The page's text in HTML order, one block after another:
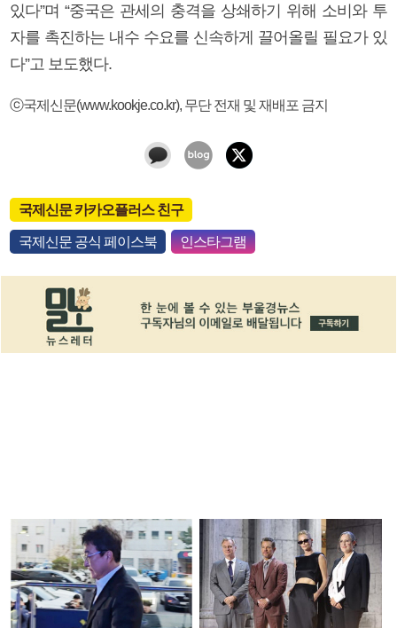
있다”며 “중국은 관세의 충격을 상쇄하기 위해 소비와 투
자를 촉진하는 내수 수요를 신속하게 끌어올릴 필요가 있
다”고 보도했다.
ⓒ국제신문(www.kookje.co.kr), 무단 전재 및 재배포 금지
국제신문 카카오플러스 친구
국제신문 공식 페이스북 인스타그램